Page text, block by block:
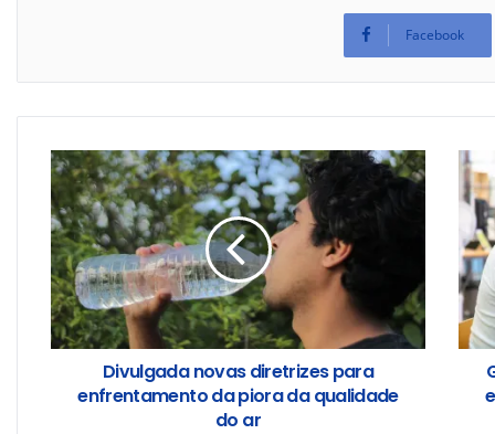
Facebook
Divulgada novas diretrizes para
enfrentamento da piora da qualidade
do ar